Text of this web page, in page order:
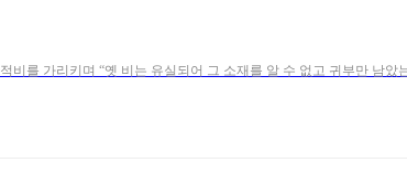
를 가리키며 “옛 비는 유실되어 그 소재를 알 수 없고 귀부만 남았